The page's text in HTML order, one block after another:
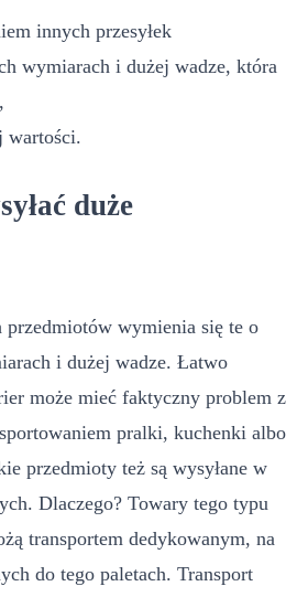
innych przesyłek
wymiarach i dużej wadze, która
wartości.
duże
wymienia się te o
i dużej wadze. Łatwo
może mieć faktyczny problem z
pralki, kuchenki albo
przedmioty też są wysyłane w
Dlaczego? Towary tego typu
transportem dedykowanym, na
do tego paletach. Transport